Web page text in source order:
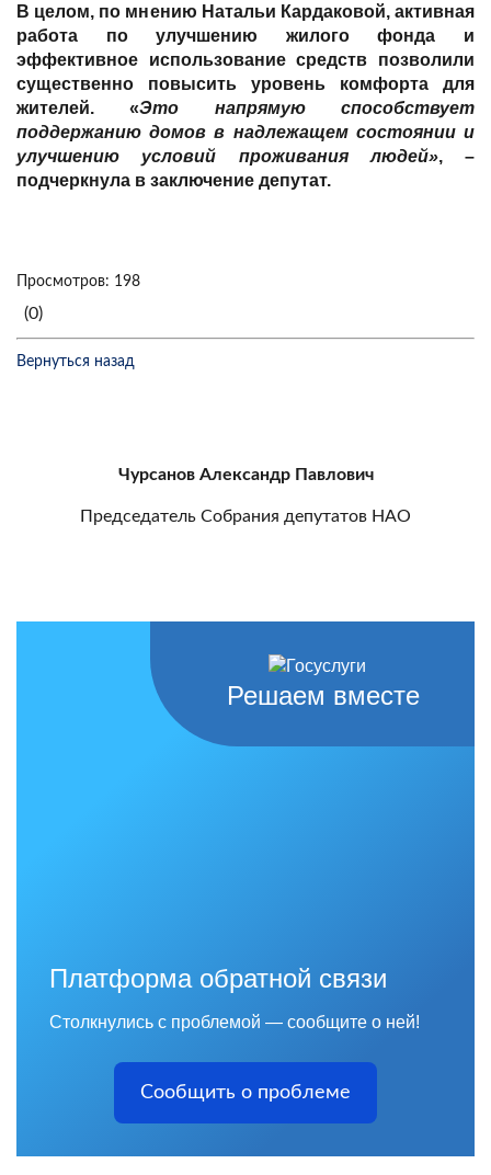
В целом, по мнению Натальи Кардаковой, активная
работа по улучшению жилого фонда и
эффективное использование средств позволили
существенно повысить уровень комфорта для
жителей. «Это напрямую способствует
поддержанию домов в надлежащем состоянии и
улучшению условий проживания людей», –
подчеркнула в заключение депутат.
Просмотров: 198
(0)
Вернуться назад
Чурсанов Александр Павлович
Председатель Собрания депутатов НАО
Решаем вместе
Платформа обратной связи
Столкнулись с проблемой — сообщите о ней!
Сообщить о проблеме